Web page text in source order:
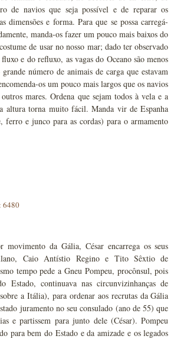
de navios que seja possível e de reparar os
dimensões e forma. Para que se possa carregá-
manda-os fazer um pouco mais baixos do
de usar no nosso mar; dado ter observado
e do refluxo, as vagas do Oceano são menos
número de animais de carga que estavam
os um pouco mais largos que os navios
mares. Ordena que sejam todos à vela e a
altura torna muito fácil. Manda vir de Espanha
e junco para as cordas) para o armamento
6480
movimento da Gália, César encarrega os seus
Caio Antístio Regino e Tito Sêxtio de
tempo pede a Gneu Pompeu, procônsul, pois
Estado, continuava nas circunvizinhanças de
a Itália), para ordenar aos recrutas da Gália
juramento no seu consulado (ano de 55) que
e partissem para junto dele (César). Pompeu
para bem do Estado e da amizade e os legados